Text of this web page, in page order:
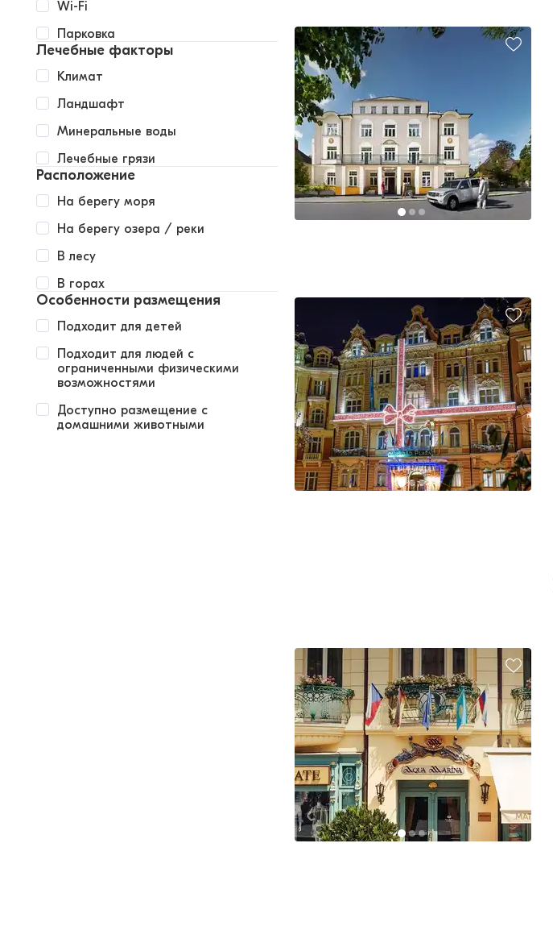
Wi-Fi
Парковка
Лечебные факторы
Климат
Ландшафт
Минеральные воды
Лечебные грязи
Расположение
На берегу моря
На берегу озера / реки
В лесу
В горах
Особенности размещения
Подходит для детей
Подходит для людей с
ограниченными физическими
возможностями
Доступно размещение с
домашними животными